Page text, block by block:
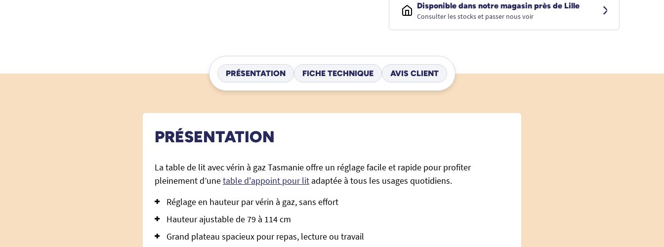
Disponible dans notre magasin près de Lille
Consulter les stocks et passer nous voir
PRÉSENTATION FICHE TECHNIQUE AVIS CLIENT
PRÉSENTATION
La table de lit avec vérin à gaz Tasmanie offre un réglage facile et rapide pour profiter
pleinement d’unetable d'appoint pour lit adaptée à tous les usages quotidiens.
Réglage en hauteur par vérin à gaz, sans effort
Hauteur ajustable de 79 à 114 cm
Grand plateau spacieux pour repas, lecture ou travail